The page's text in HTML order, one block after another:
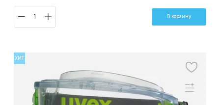
В корзину
ХИТ